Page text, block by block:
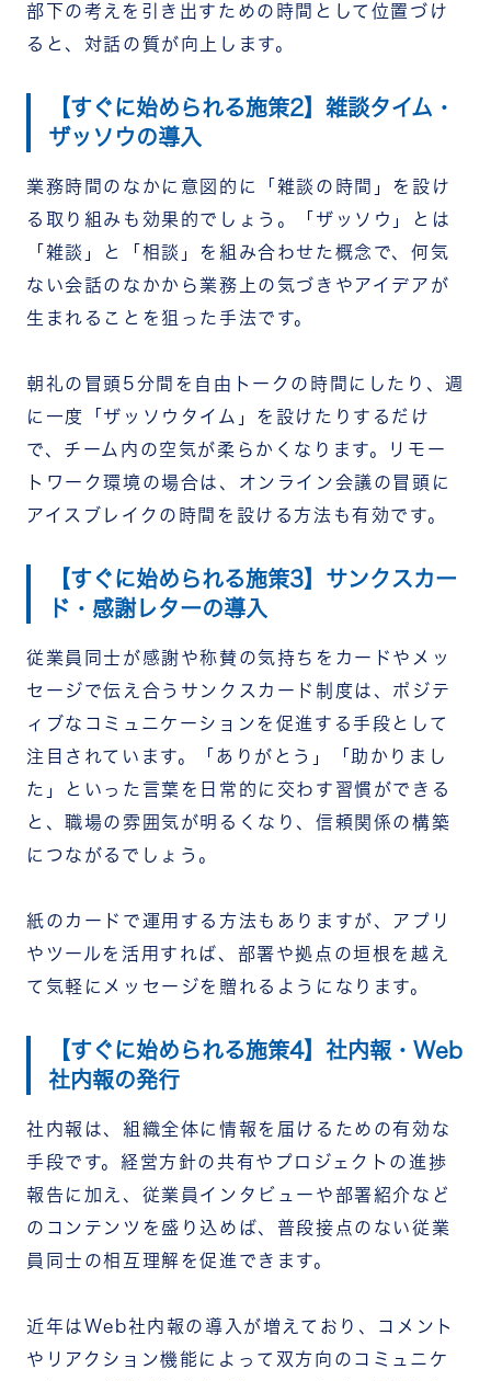
部下の考えを引き出すための時間として位置づけ
ると、対話の質が向上します。
【すぐに始められる施策2】雑談タイム・
ザッソウの導入
業務時間のなかに意図的に「雑談の時間」を設け
る取り組みも効果的でしょう。「ザッソウ」とは
「雑談」と「相談」を組み合わせた概念で、何気
ない会話のなかから業務上の気づきやアイデアが
生まれることを狙った手法です。
朝礼の冒頭5分間を自由トークの時間にしたり、週
に一度「ザッソウタイム」を設けたりするだけ
で、チーム内の空気が柔らかくなります。リモー
トワーク環境の場合は、オンライン会議の冒頭に
アイスブレイクの時間を設ける方法も有効です。
【すぐに始められる施策3】サンクスカー
ド・感謝レターの導入
従業員同士が感謝や称賛の気持ちをカードやメッ
セージで伝え合うサンクスカード制度は、ポジテ
ィブなコミュニケーションを促進する手段として
注目されています。「ありがとう」「助かりまし
た」といった言葉を日常的に交わす習慣ができる
と、職場の雰囲気が明るくなり、信頼関係の構築
につながるでしょう。
紙のカードで運用する方法もありますが、アプリ
やツールを活用すれば、部署や拠点の垣根を越え
て気軽にメッセージを贈れるようになります。
【すぐに始められる施策4】社内報・Web
社内報の発行
社内報は、組織全体に情報を届けるための有効な
手段です。経営方針の共有やプロジェクトの進捗
報告に加え、従業員インタビューや部署紹介など
のコンテンツを盛り込めば、普段接点のない従業
員同士の相互理解を促進できます。
近年はWeb社内報の導入が増えており、コメント
やリアクション機能によって双方向のコミュニケ